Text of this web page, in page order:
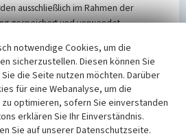
ausschließlich im Rahmen der
gespeichert und verwendet.
entsprechend der Vorschriften des
NRW und der seit
Datenschutzgrundverordnung
beachten Sie bitte unsere
notwendige Cookies, um die
sicherzustellen. Diesen können Sie
die Seite nutzen möchten. Darüber
für eine Webanalyse, um die
optimieren, sofern Sie einverstanden
erklären Sie Ihr Einverständnis.
Sie auf unserer Datenschutzseite.